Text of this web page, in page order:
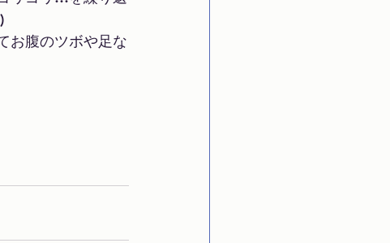
お腹のツボや足な